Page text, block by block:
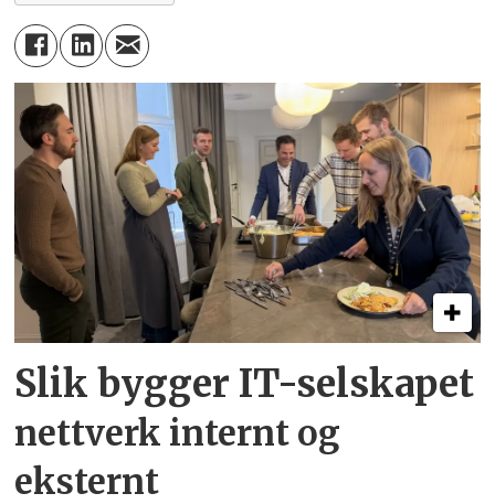
Slik bygger IT-selskapet
nettverk internt og
eksternt